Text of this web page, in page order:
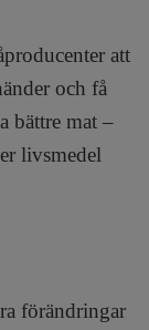
att
och få
bättre mat –
livsmedel
förändringar